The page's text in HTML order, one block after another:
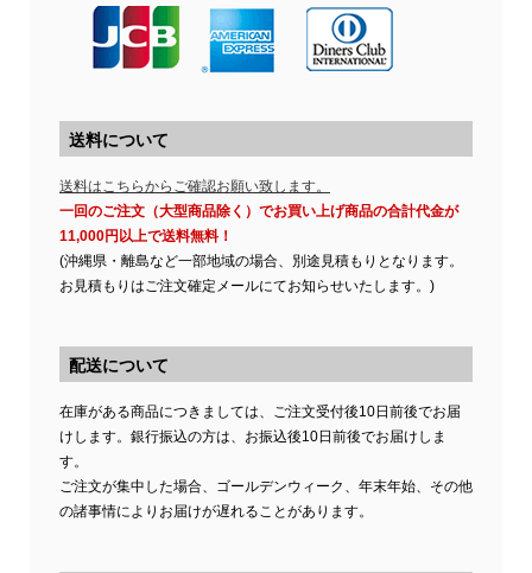
送料について
送料はこちらからご確認お願い致します。
一回のご注文（大型商品除く）でお買い上げ商品の合計代金が
11,000円以上で送料無料！
(沖縄県・離島など一部地域の場合、別途見積もりとなります。
お見積もりはご注文確定メールにてお知らせいたします。)
配送について
在庫がある商品につきましては、ご注文受付後10日前後でお届
けします。銀行振込の方は、お振込後10日前後でお届けしま
す。
ご注文が集中した場合、ゴールデンウィーク、年末年始、その他
の諸事情によりお届けが遅れることがあります。